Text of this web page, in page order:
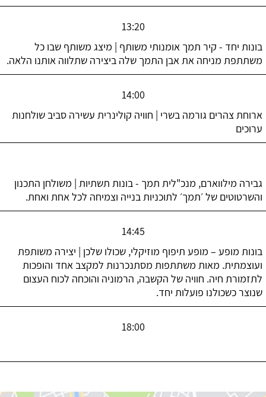
13:20
בונות יחד - קיר תמך אומנותי משותף | מיצג משותף שבו כל
משתתפת מניחה את אבן התמך שלה ביצירה שתלווה אותנו הלאה.
14:00
ארוחת צהרים גורמה בשרי | חוויה קולינרית עשירה סביב שולחנות
ערוכים
גבירה מילווארם, מנכ"לית תמך - בונות תשתיות | משולחן התכנון
והשרטוטים של ׳תמך׳ לתוכניות בנייה וצמיחה לכל אחת ואחת.
14:45
בונות מופע – מופע תיפוף מוזיקלי, שכולו שלכן | יצירה משותפת
ועוצמתית. מאות משתתפות מסתנכרנות למקצב אחד והופכות
לתזמורת חיה. חוויה של הקשבה, הרמוניה והוכחה לכוח העצום
שנוצר כשכולנו פועלות יחד.
18:00